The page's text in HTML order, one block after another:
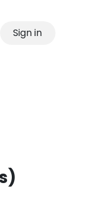
Sign in